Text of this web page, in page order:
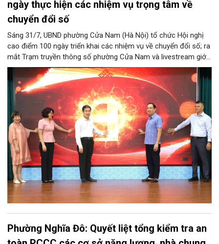
ngày thực hiện các nhiệm vụ trọng tâm về
chuyển đổi số
Sáng 31/7, UBND phường Cửa Nam (Hà Nội) tổ chức Hội nghị
cao điểm 100 ngày triển khai các nhiệm vụ về chuyển đổi số; ra
mắt Trạm truyền thông số phường Cửa Nam và livestream giới
thiệu các sản phẩm du lịch gắn với di sản, văn hóa kiến trúc
trên địa bàn.
Phường Nghĩa Đô: Quyết liệt tổng kiểm tra an